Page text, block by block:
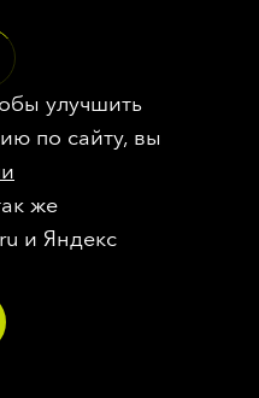
улучшить
по сайту, вы
же
и Яндекс